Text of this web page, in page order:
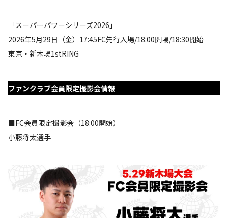
「スーパーパワーシリーズ2026」
2026年5月29日（金）17:45FC先行入場/18:00開場/18:30開始
東京・新木場1stRING
ファンクラブ会員限定撮影会情報
■FC会員限定撮影会（18:00開始）
小藤将太選手